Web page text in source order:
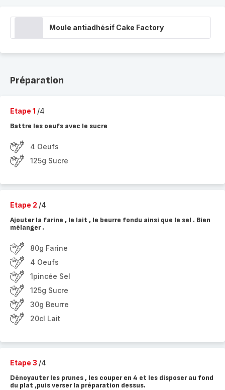
Moule antiadhésif Cake Factory
Préparation
Etape 1 /4
Battre les oeufs avec le sucre
4 Oeufs
125g Sucre
Etape 2 /4
Ajouter la farine , le lait , le beurre fondu ainsi que le sel . Bien
mélanger .
80g Farine
4 Oeufs
1pincée Sel
125g Sucre
30g Beurre
20cl Lait
Etape 3 /4
Dénoyauter les prunes , les couper en 4 et les disposer au fond
du plat ,puis verser la préparation dessus.